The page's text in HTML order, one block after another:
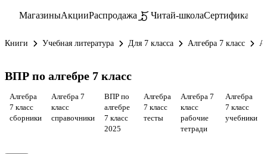
МагазиныАкцииРаспродажа Читай-школаСертификаты
Книги Учебная литература Для 7 класса Алгебра 7 класс
ВПР по алгебре 7 класс
Алгебра
7 класс
сборники
Алгебра 7
класс
справочники
ВПР по
алгебре
7 класс
2025
Алгебра
7 класс
тесты
Алгебра 7
класс
рабочие
тетради
Алгебра
7 класс
учебники